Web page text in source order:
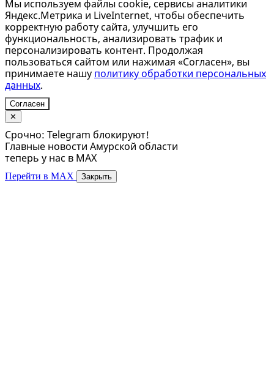
Мы используем файлы cookie, сервисы аналитики
Яндекс.Метрика и LiveInternet, чтобы обеспечить
корректную работу сайта, улучшить его
функциональность, анализировать трафик и
персонализировать контент. Продолжая
пользоваться сайтом или нажимая «Согласен», вы
принимаете нашу политику обработки персональных
данных.
Согласен
✕
Срочно: Telegram блокируют!
Главные новости Амурской области
теперь у нас в MAX
Перейти в MAX Закрыть